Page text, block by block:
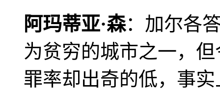
阿玛蒂亚·森：加尔各
为贫穷的城市之一，
罪率却出奇的低，事